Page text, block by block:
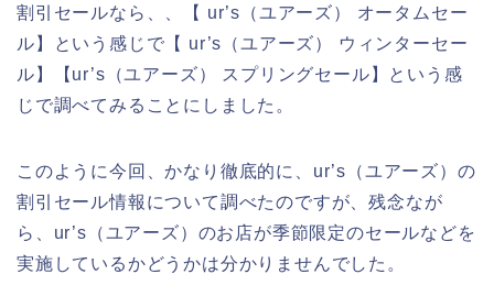
割引セールなら、、【 ur’s（ユアーズ） オータムセー
ル】という感じで【 ur’s（ユアーズ） ウィンターセー
ル】【ur’s（ユアーズ） スプリングセール】という感
じで調べてみることにしました。
このように今回、かなり徹底的に、ur’s（ユアーズ）の
割引セール情報について調べたのですが、残念なが
ら、ur’s（ユアーズ）のお店が季節限定のセールなどを
実施しているかどうかは分かりませんでした。